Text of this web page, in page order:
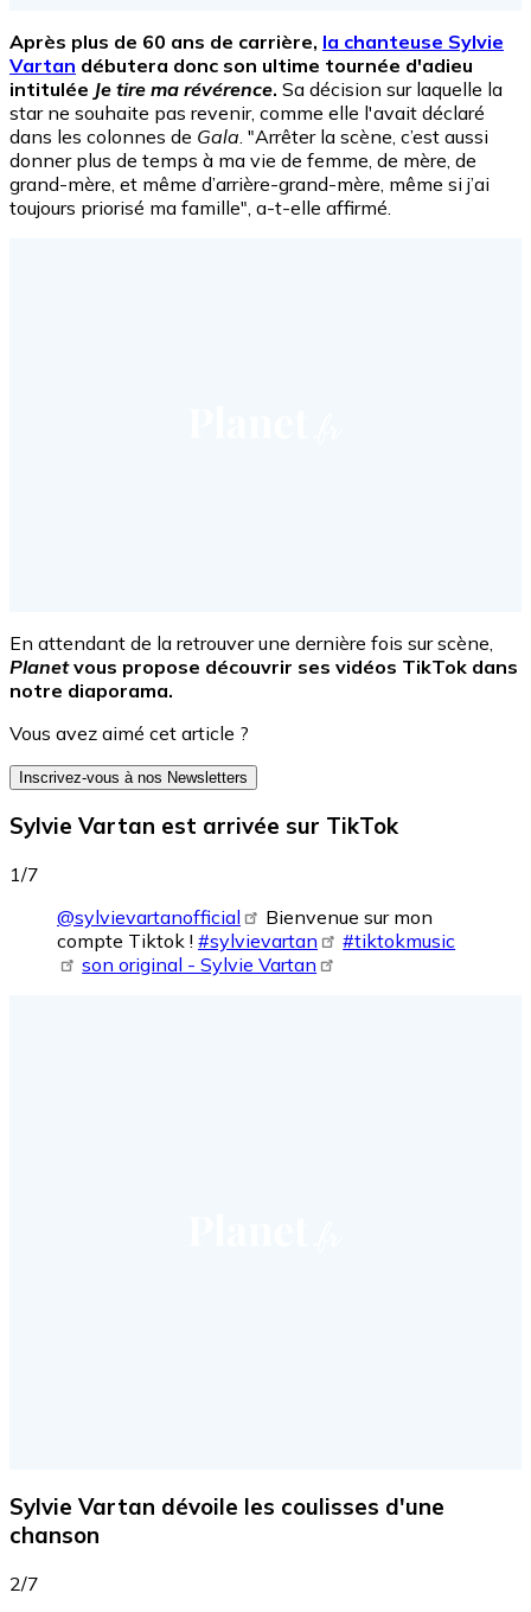
Après plus de 60 ans de carrière, la chanteuse Sylvie
Vartan débutera donc son ultime tournée d'adieu
intitulée Je tire ma révérence. Sa décision sur laquelle la
star ne souhaite pas revenir, comme elle l'avait déclaré
dans les colonnes de Gala . "Arrêter la scène, c’est aussi
donner plus de temps à ma vie de femme, de mère, de
grand-mère, et même d’arrière-grand-mère, même si j’ai
toujours priorisé ma famille", a-t-elle affirmé.
En attendant de la retrouver une dernière fois sur scène,
Planetvous propose découvrir ses vidéos TikTok dans
notre diaporama.
Vous avez aimé cet article ?
Inscrivez-vous à nos Newsletters
Sylvie Vartan est arrivée sur TikTok
1/7
@sylvievartanofficial
Bienvenue sur mon
compte Tiktok ! #sylvievartan
#tiktokmusic
son original - Sylvie Vartan
Sylvie Vartan dévoile les coulisses d'une
chanson
2/7